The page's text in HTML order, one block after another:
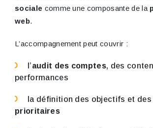
sociale comme une composante de la
web.
L’accompagnement peut couvrir :
l’audit des comptes, des
performances
la définition des objectifs et des
prioritaires